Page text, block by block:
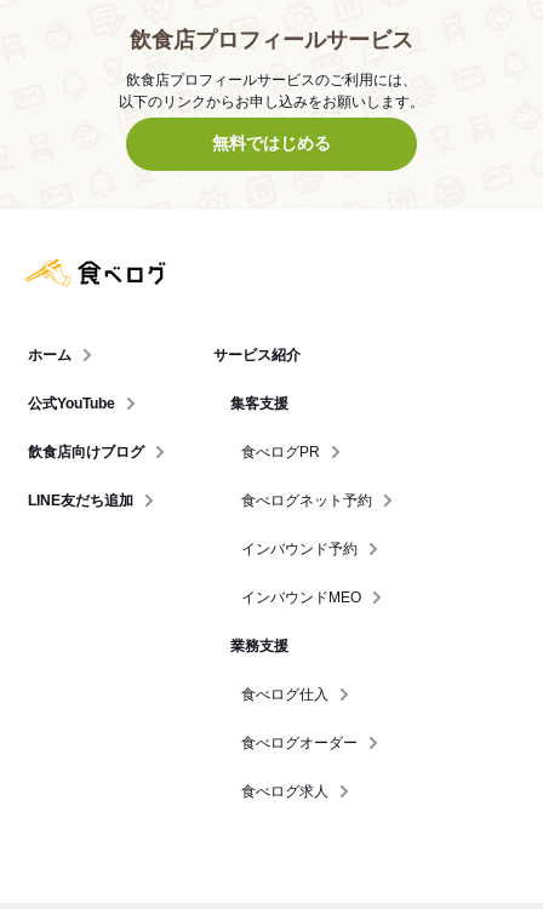
飲食店プロフィールサービス
飲食店プロフィールサービスのご利用には、
以下のリンクからお申し込みをお願いします。
無料ではじめる
ホーム
公式YouTube
飲食店向けブログ
LINE友だち追加
サービス紹介
集客支援
食べログPR
食べログネット予約
インバウンド予約
インバウンドMEO
業務支援
食べログ仕入
食べログオーダー
食べログ求人